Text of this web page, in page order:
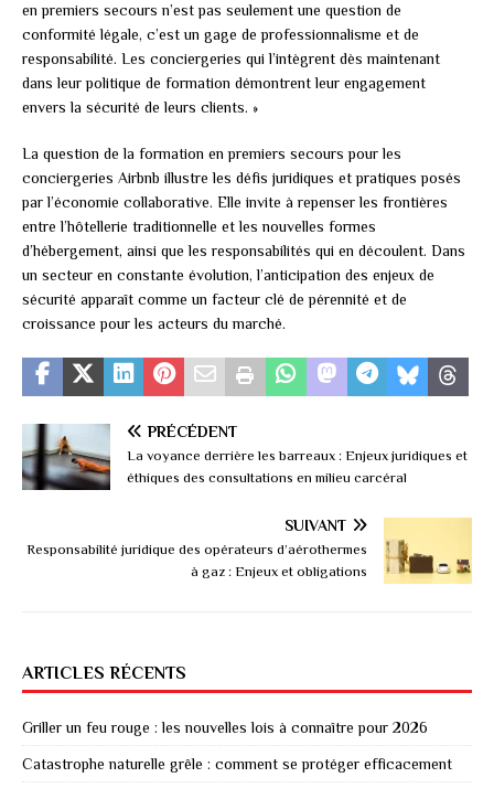
en premiers secours n’est pas seulement une question de
conformité légale, c’est un gage de professionnalisme et de
responsabilité. Les conciergeries qui l’intègrent dès maintenant
dans leur politique de formation démontrent leur engagement
envers la sécurité de leurs clients. »
La question de la formation en premiers secours pour les
conciergeries Airbnb illustre les défis juridiques et pratiques posés
par l’économie collaborative. Elle invite à repenser les frontières
entre l’hôtellerie traditionnelle et les nouvelles formes
d’hébergement, ainsi que les responsabilités qui en découlent. Dans
un secteur en constante évolution, l’anticipation des enjeux de
sécurité apparaît comme un facteur clé de pérennité et de
croissance pour les acteurs du marché.
PRÉCÉDENT
La voyance derrière les barreaux : Enjeux juridiques et
éthiques des consultations en milieu carcéral
SUIVANT
Responsabilité juridique des opérateurs d’aérothermes
à gaz : Enjeux et obligations
ARTICLES RÉCENTS
Griller un feu rouge : les nouvelles lois à connaître pour 2026
Catastrophe naturelle grêle : comment se protéger efficacement